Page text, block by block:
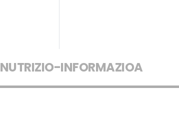
NUTRIZIO-INFORMAZIOA